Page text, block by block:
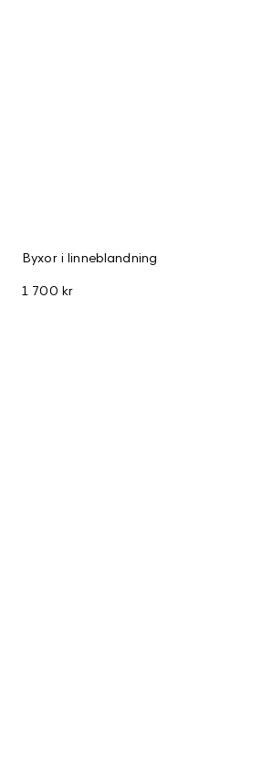
Byxor i linneblandning
1 700 kr